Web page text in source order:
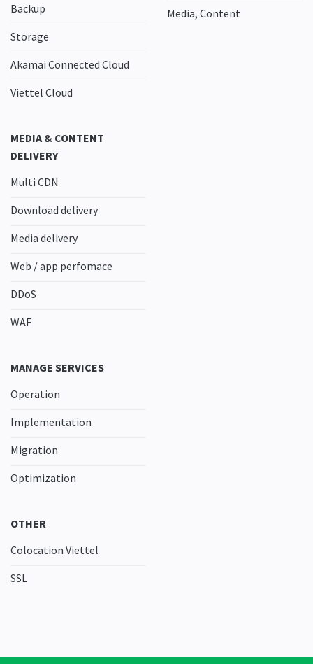
Backup
Storage
Akamai Connected Cloud
Viettel Cloud
MEDIA & CONTENT
DELIVERY
Multi CDN
Download delivery
Media delivery
Web / app perfomace
DDoS
WAF
MANAGE SERVICES
Operation
Implementation
Migration
Optimization
OTHER
Colocation Viettel
SSL
Media, Content